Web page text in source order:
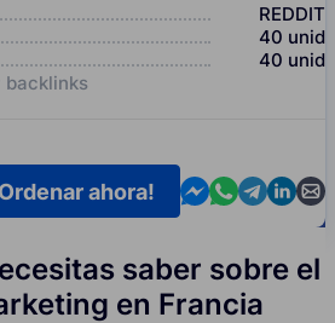
REDDIT
40 unid
40 unid
backlinks
Contact us in
Contact us
Contact
ahora!
saber sobre el
en Francia